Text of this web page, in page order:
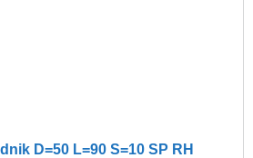
D=50 L=90 S=10 SP RH